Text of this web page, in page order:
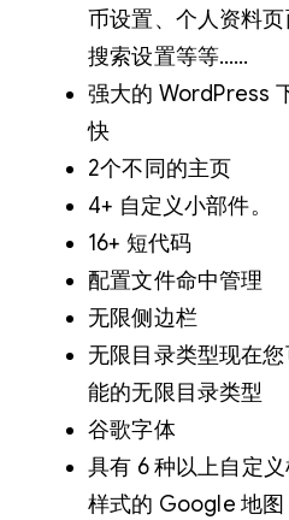
币设置、个人资料页
搜索设置等等……
强大的 WordPress
快
2个不同的主页
4+ 自定义小部件。
16+ 短代码
配置文件命中管理
无限侧边栏
无限目录类型现在
能的无限目录类型
谷歌字体
具有 6 种以上自定
样式的 Google 地图